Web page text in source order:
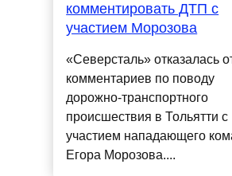
комментировать ДТП с
участием Морозова
«Северсталь» отказалась
комментариев по поводу
дорожно-транспортного
происшествия в Тольятти с
участием нападающего
Егора Морозова....